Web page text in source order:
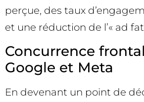
perçue, des taux
et une réduction de l’« ad
Concurrence
Google et Meta
En devenant un point de